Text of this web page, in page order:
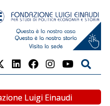
Luigi Einaudi